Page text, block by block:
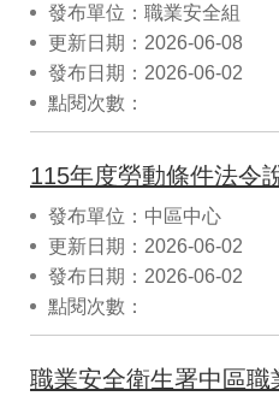
發布單位：職業安全組
更新日期：2026-06-08
發布日期：2026-06-02
點閱次數：
發布單位：中區中心
更新日期：2026-06-02
發布日期：2026-06-02
點閱次數：